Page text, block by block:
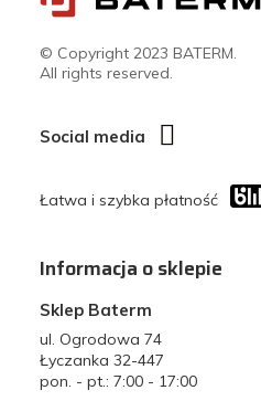
© Copyright 2023 BATERM.
All rights reserved.
Social media
Łatwa i szybka płatność
Informacja o sklepie
Sklep Baterm
ul. Ogrodowa 74
Łyczanka 32-447
pon. - pt.: 7:00 - 17:00